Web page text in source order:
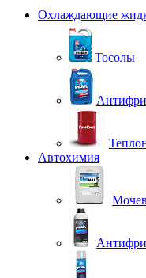
Охлаждающие
Тосолы
Автохимия